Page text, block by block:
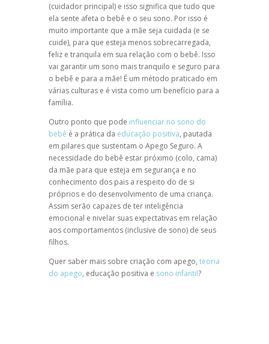
(cuidador principal) e isso significa que tudo que
ela sente afeta o bebê e o seu sono. Por isso é
muito importante que a mãe seja cuidada (e se
cuide), para que esteja menos sobrecarregada,
feliz e tranquila em sua relação com o bebê. Isso
vai garantir um sono mais tranquilo e seguro para
o bebê e para a mãe! É um método praticado em
várias culturas e é vista como um benefício para a
família.
Outro ponto que pode influenciar no sono do
bebê é a prática da educação positiva, pautada
em pilares que sustentam o Apego Seguro. A
necessidade do bebê estar próximo (colo, cama)
da mãe para que esteja em segurança e no
conhecimento dos pais a respeito do de si
próprios e do desenvolvimento de uma criança.
Assim serão capazes de ter inteligência
emocional e nivelar suas expectativas em relação
aos comportamentos (inclusive de sono) de seus
filhos.
Quer saber mais sobre criação com apego, teoria
do apego, educação positiva e sono infantil?